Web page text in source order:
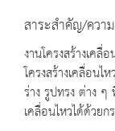
สาระสำคัญ/ควา
งานโครงสร้างเค
โครงสร้างเคลื่อน
ร่าง รูปทรง ต่าง
เคลื่อนไหวได้ด้วย